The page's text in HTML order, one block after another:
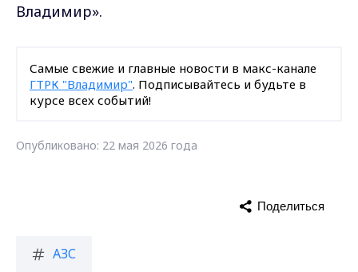
Владимир».
Самые свежие и главные новости в макс-канале
ГТРК "Владимир". Подписывайтесь и будьте в
курсе всех событий!
Опубликовано: 22 мая 2026 года
АЗС
Поделиться